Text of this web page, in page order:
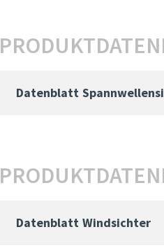
Datenblatt
Datenblatt Windsichter